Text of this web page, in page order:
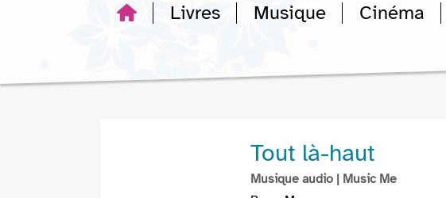
Livres Musique Cinéma
Tout là-haut
Musique audio | Music Me